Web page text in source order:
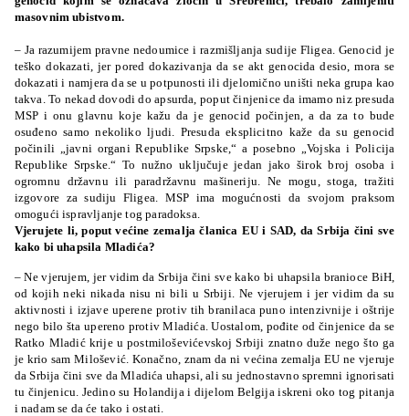
masovnim ubistvom.
– Ja razumijem pravne nedoumice i razmišljanja sudije Fligea. Genocid je
teško dokazati, jer pored dokazivanja da se akt genocida desio, mora se
dokazati i namjera da se u potpunosti ili djelomično uništi neka grupa kao
takva. To nekad dovodi do apsurda, poput činjenice da imamo niz presuda
MSP i onu glavnu koje kažu da je genocid počinjen, a da za to bude
osuđeno samo nekoliko ljudi. Presuda eksplicitno kaže da su genocid
počinili „javni organi Republike Srpske,“ a posebno „Vojska i Policija
Republike Srpske.“ To nužno uključuje jedan jako širok broj osoba i
ogromnu državnu ili paradržavnu mašineriju. Ne mogu, stoga, tražiti
izgovore za sudiju Fligea. MSP ima mogućnosti da svojom praksom
omogući ispravljanje tog paradoksa.
Vjerujete li, poput većine zemalja članica EU i SAD, da Srbija čini sve
kako bi uhapsila Mladića?
– Ne vjerujem, jer vidim da Srbija čini sve kako bi uhapsila branioce BiH,
od kojih neki nikada nisu ni bili u Srbiji. Ne vjerujem i jer vidim da su
aktivnosti i izjave uperene protiv tih branilaca puno intenzivnije i oštrije
nego bilo šta upereno protiv Mladića. Uostalom, pođite od činjenice da se
Ratko Mladić krije u postmiloševićevskoj Srbiji znatno duže nego što ga
je krio sam Milošević. Konačno, znam da ni većina zemalja EU ne vjeruje
da Srbija čini sve da Mladića uhapsi, ali su jednostavno spremni ignorisati
tu činjenicu. Jedino su Holandija i dijelom Belgija iskreni oko tog pitanja
i nadam se da će tako i ostati.